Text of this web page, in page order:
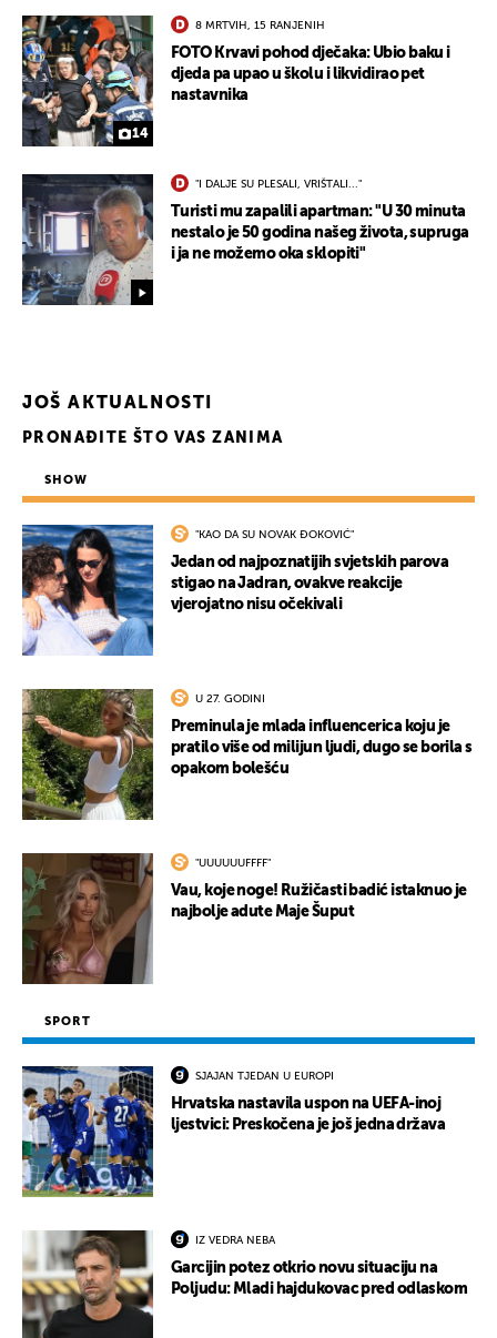
14
8 MRTVIH, 15 RANJENIH
FOTO Krvavi pohod dječaka: Ubio baku i
djeda pa upao u školu i likvidirao pet
nastavnika
"I DALJE SU PLESALI, VRIŠTALI..."
Turisti mu zapalili apartman: "U 30 minuta
nestalo je 50 godina našeg života, supruga
i ja ne možemo oka sklopiti"
JOŠ AKTUALNOSTI
PRONAĐITE ŠTO VAS ZANIMA
SHOW
"KAO DA SU NOVAK ĐOKOVIĆ"
Jedan od najpoznatijih svjetskih parova
stigao na Jadran, ovakve reakcije
vjerojatno nisu očekivali
U 27. GODINI
Preminula je mlada influencerica koju je
pratilo više od milijun ljudi, dugo se borila s
opakom bolešću
"UUUUUUFFFF"
Vau, koje noge! Ružičasti badić istaknuo je
najbolje adute Maje Šuput
SPORT
SJAJAN TJEDAN U EUROPI
Hrvatska nastavila uspon na UEFA-inoj
ljestvici: Preskočena je još jedna država
IZ VEDRA NEBA
Garcijin potez otkrio novu situaciju na
Poljudu: Mladi hajdukovac pred odlaskom